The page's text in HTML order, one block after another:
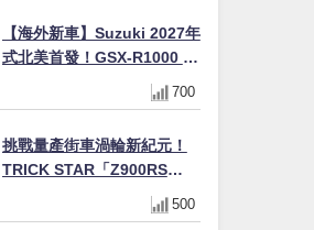
【海外新車】Suzuki 2027年
式北美首發！GSX-R1000 40
週年紀念×SV-7GX新款跨界
車×RM-Z450 Ken Roczen
700
挑戰量產街車渦輪新紀元！
TRICK STAR「Z900RS
TURBO Project」直指超越
Ducati Superleggera性能
500